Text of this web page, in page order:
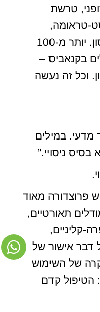
טרשת
טראומה,
אפילפסיה, ALS ופרקינסון. יותר מ-100
בקנאביס –
וכל זה נעשה
במילים
ניסויי.”
פרוצדורה מאוד
תאורטיים,
קליניים,
דבר אישור של
של השימוש
הטיפול קדם